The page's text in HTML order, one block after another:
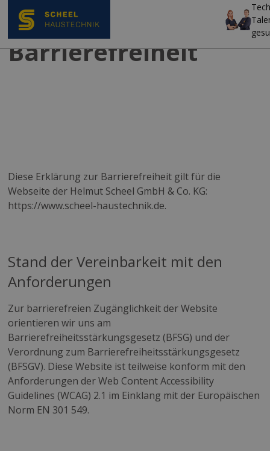
Barrierefreiheit
Diese Erklärung zur Barrierefreiheit gilt für die
Webseite der Helmut Scheel GmbH & Co. KG:
https://www.scheel-haustechnik.de.
Stand der Vereinbarkeit mit den
Anforderungen
Zur barrierefreien Zugänglichkeit der Website
orientieren wir uns am
Barrierefreiheitsstärkungsgesetz (BFSG) und der
Verordnung zum Barrierefreiheitsstärkungsgesetz
(BFSGV). Diese Website ist teilweise konform mit den
Anforderungen der Web Content Accessibility
Guidelines (WCAG) 2.1 im Einklang mit der Europäischen
Norm EN 301 549.